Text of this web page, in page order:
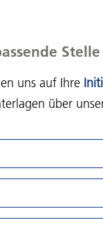
uns auf Ihre
über